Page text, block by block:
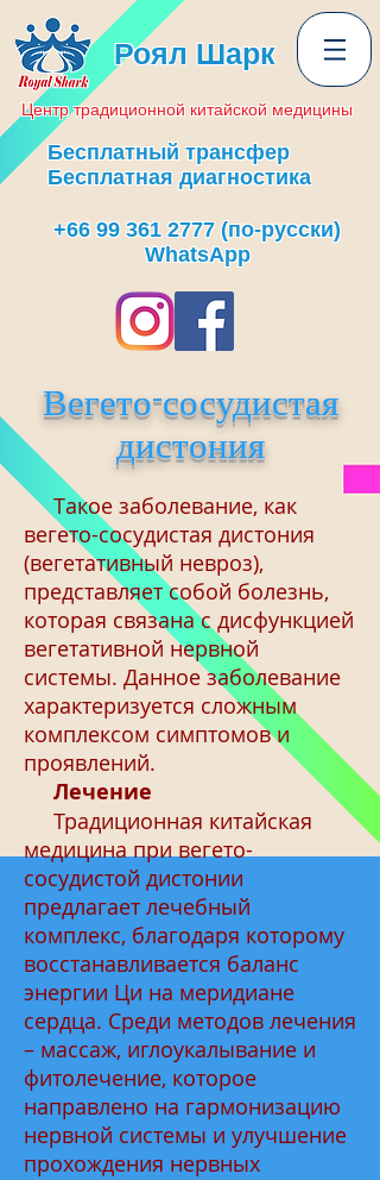
Роял Шарк
Центртрадиционной китайской медицины
Бесплатный трансфер
Бесплатная диагностика
+66 99 361 2777 (по-русски)
WhatsApp
Вегето-сосудистая
дистония
Такое заболевание, как
вегето-сосудистая дистония
(вегетативный невроз),
представляет собой болезнь,
которая связана с дисфункцией
вегетативной нервной
системы. Данное заболевание
характеризуется сложным
комплексом симптомов и
проявлений.
Лечение
Традиционная китайская
медицина при вегето-
сосудистой дистонии
предлагает лечебный
комплекс, благодаря которому
восстанавливается баланс
энергии Ци на меридиане
сердца. Среди методов лечения
– массаж, иглоукалывание и
фитолечение, которое
направлено на гармонизацию
нервной системы и улучшение
прохождения нервных